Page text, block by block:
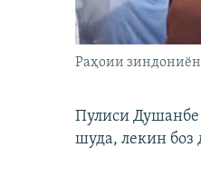
Раҳоии
Пулиси Душанбе
шуда, лекин боз